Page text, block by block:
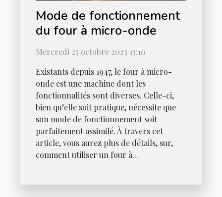
Mode de fonctionnement
du four à micro-onde
Mercredi 25 octobre 2023 13:10
Existants depuis 1947, le four à micro-
onde est une machine dont les
fonctionnalités sont diverses. Celle-ci,
bien qu’elle soit pratique, nécessite que
son mode de fonctionnement soit
parfaitement assimilé. À travers cet
article, vous aurez plus de détails, sur,
comment utiliser un four à...